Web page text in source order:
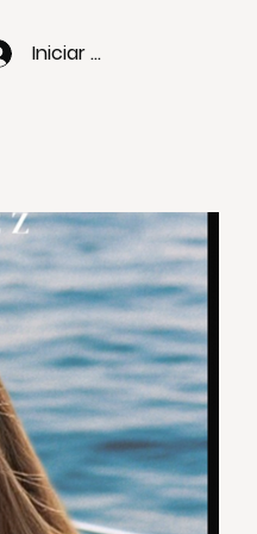
Iniciar sesión